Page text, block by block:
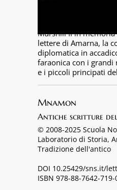
Murshili II in memoria
lettere di Amarna, la
diplomatica in
faraonica con i grandi
e i piccoli principati
Mnamon
Antiche scritture
© 2008-2025 Scuola
Laboratorio di Storia,
Tradizione dell'antico
DOI 10.25429/sns.it/
ISBN 978-88-7642-719-